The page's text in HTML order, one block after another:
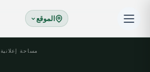
الموقع
مساحة إعلانية